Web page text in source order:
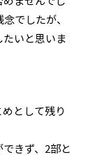
でしたが、
いと思いま
として残り
きず、2部と